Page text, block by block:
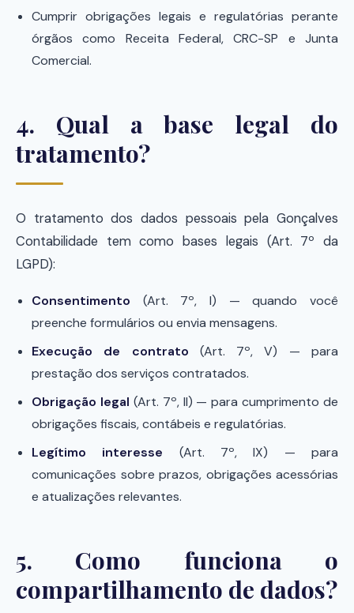
Cumprir obrigações legais e regulatórias perante
órgãos como Receita Federal, CRC-SP e Junta
Comercial.
4. Qual a base legal do
tratamento?
O tratamento dos dados pessoais pela Gonçalves
Contabilidade tem como bases legais (Art. 7º da
LGPD):
Consentimento (Art. 7º, I) — quando você
preenche formulários ou envia mensagens.
Execução de contrato (Art. 7º, V) — para
prestação dos serviços contratados.
Obrigação legal (Art. 7º, II) — para cumprimento de
obrigações fiscais, contábeis e regulatórias.
Legítimo interesse (Art. 7º, IX) — para
comunicações sobre prazos, obrigações acessórias
e atualizações relevantes.
5. Como funciona o
compartilhamento de dados?